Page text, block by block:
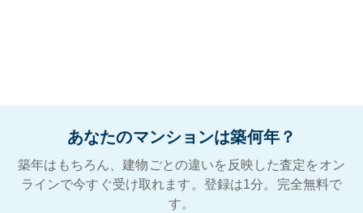
あなたのマンションは築何年？
築年はもちろん、建物ごとの違いを反映した査定をオン
ラインで今すぐ受け取れます。登録は1分。完全無料で
す。